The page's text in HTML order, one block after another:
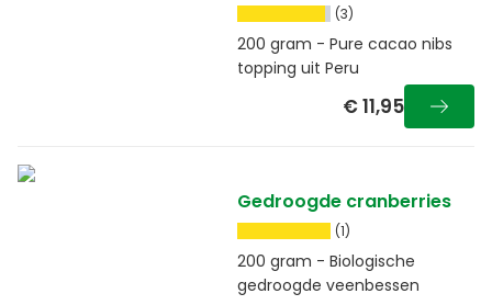
(3)
200 gram - Pure cacao nibs
topping uit Peru
€ 11,95
Gedroogde cranberries
(1)
200 gram - Biologische
gedroogde veenbessen